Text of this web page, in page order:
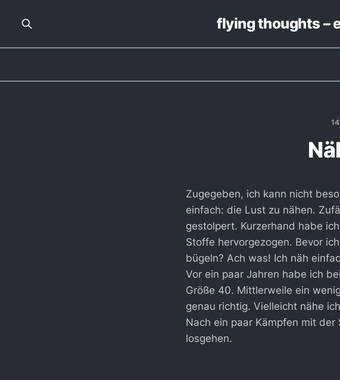
flying thoughts –
Zugegeben, ich kann nicht
einfach: die Lust zu nähen.
gestolpert. Kurzerhand habe
Stoffe hervorgezogen. Bevor
bügeln? Ach was! Ich näh
Vor ein paar Jahren habe ich
Größe 40. Mittlerweile ein
genau richtig. Vielleicht nähe
Nach ein paar Kämpfen mit
losgehen.